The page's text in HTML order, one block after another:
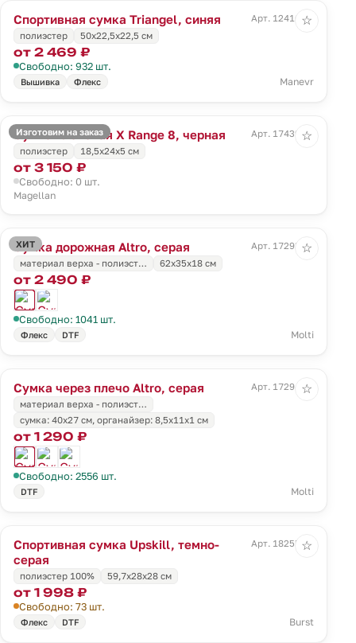
Спортивная сумка Triangel, синяя
Арт. 12416.44
полиэстер
50х22,5х22,5 см
от 2 469 ₽
Свободно: 932 шт.
Вышивка Флекс Manevr
☆
Изготовим на заказ
Сумка плечевая X Range 8, черная
Арт. 17439.30
полиэстер
18,5x24x5 см
от 3 150 ₽
Свободно: 0 шт.
Magellan
☆
ХИТ
Сумка дорожная Altro, серая
Арт. 17293.10
материал верха - полиэст…
62x35x18 см
от 2 490 ₽
Свободно: 1041 шт.
Флекс DTF Molti
☆
Сумка через плечо Altro, серая
Арт. 17294.10
материал верха - полиэст…
cумка: 40x27 см, органайзер: 8,5x11х1 см
от 1 290 ₽
Свободно: 2556 шт.
DTF Molti
☆
Спортивная сумка Upskill, темно-
серая
Арт. 18255.30
полиэстер 100% 59,7x28x28 см
от 1 998 ₽
Свободно: 73 шт.
Флекс DTF Burst
☆